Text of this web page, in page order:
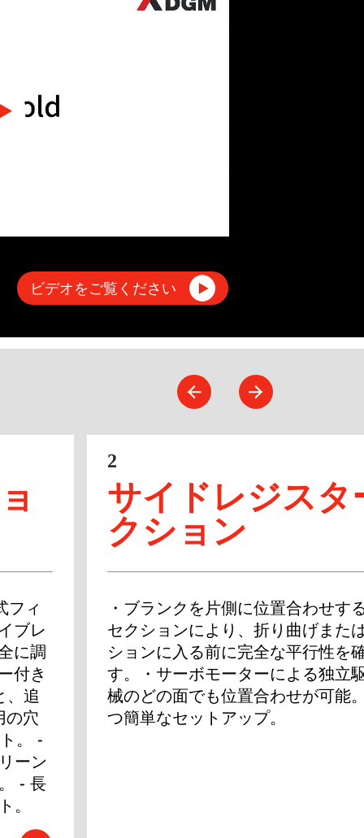
ビデオをご覧ください
フィ
ブレ
に調
付き
、追
の穴
。 -
ーン
- 長
。
2
サイドレジスタ
クション
・ブランクを片側に位置合わせす
セクションにより、折り曲げまた
ションに入る前に完全な平行性を
す。・サーボモーターによる独立
械のどの面でも位置合わせが可能
つ簡単なセットアップ。